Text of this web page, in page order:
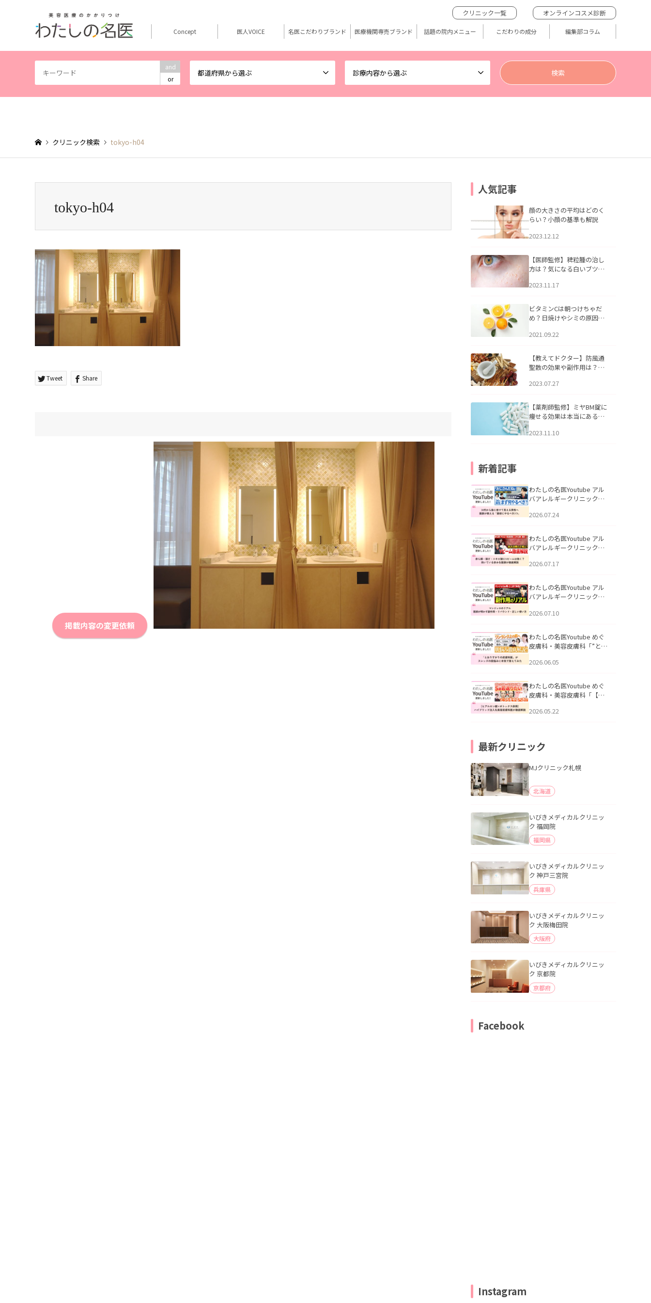
and
or
都道府県から選ぶ 診療内容から選ぶ
クリニック一覧 オンラインコスメ診断
Concept 医人VOICE 名医こだわりブランド 医療機関専売ブランド 話題の院内メニュー こだわりの成分 編集部コラム
クリニック検索 tokyo-h04
tokyo-h04
Tweet Share
掲載内容の変更依頼
人気記事
顔の大きさの平均はどのく
らい？小顔の基準も解説
2023.12.12
【医師監修】稗粒腫の治し
方は？気になる白いブツブ
アについて
2023.11.17
ビタミンCは朝つけちゃだ
め？日焼けやシミの原因に
2021.09.22
【教えてドクター】防風通
聖散の効果や副作用は？長
2023.07.27
【薬剤師監修】ミヤBM錠に
痩せる効果は本当にある
2023.11.10
新着記事
わたしの名医Youtube アル
バアレルギークリニック札
える男性へ｜医師が教える
公開いたしました。
2026.07.24
わたしの名医Youtube アル
バアレルギークリニック札
跡にVビームは効く？向いて
説」を公開いたしました。
2026.07.17
わたしの名医Youtube アル
バアレルギークリニック札
医師が明かす副作用・リバ
公開いたしました。
2026.07.10
わたしの名医Youtube めぐ
皮膚科・美容皮膚科「”とお
ッズの肌悩みに本気で答え
た。
2026.06.05
わたしの名医Youtube めぐ
皮膚科・美容皮膚科「【ヒ
用】ハイブリッド注入を美
2026.05.22
最新クリニック
MJクリニック札幌
北海道
いびきメディカルクリニッ
ク 福岡院
福岡県
いびきメディカルクリニッ
ク 神戸三宮院
兵庫県
いびきメディカルクリニッ
ク 大阪梅田院
大阪府
いびきメディカルクリニッ
ク 京都院
京都府
Facebook
Instagram